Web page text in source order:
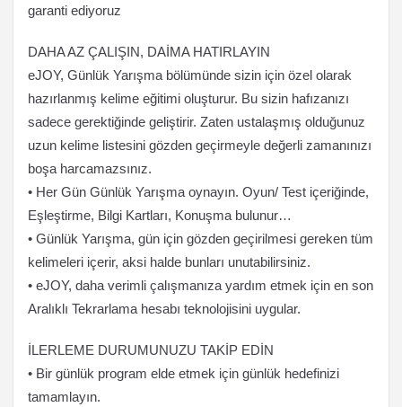
garanti ediyoruz
DAHA AZ ÇALIŞIN, DAİMA HATIRLAYIN
eJOY, Günlük Yarışma bölümünde sizin için özel olarak
hazırlanmış kelime eğitimi oluşturur. Bu sizin hafızanızı
sadece gerektiğinde geliştirir. Zaten ustalaşmış olduğunuz
uzun kelime listesini gözden geçirmeyle değerli zamanınızı
boşa harcamazsınız.
• Her Gün Günlük Yarışma oynayın. Oyun/ Test içeriğinde,
Eşleştirme, Bilgi Kartları, Konuşma bulunur…
• Günlük Yarışma, gün için gözden geçirilmesi gereken tüm
kelimeleri içerir, aksi halde bunları unutabilirsiniz.
• eJOY, daha verimli çalışmanıza yardım etmek için en son
Aralıklı Tekrarlama hesabı teknolojisini uygular.
İLERLEME DURUMUNUZU TAKİP EDİN
• Bir günlük program elde etmek için günlük hedefinizi
tamamlayın.